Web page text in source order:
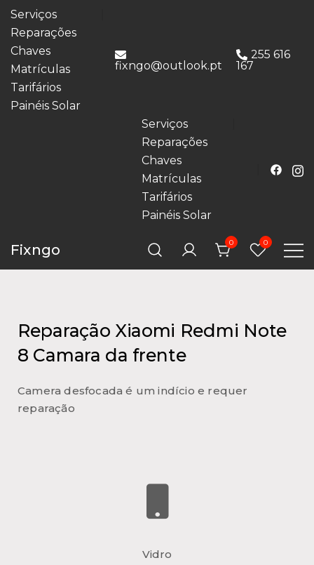
Serviços
Reparações
Chaves
Matrículas
Tarifários
Painéis Solar
fixngo@outlook.pt
255 616
167
Serviços
Reparações
Chaves
Matrículas
Tarifários
Painéis Solar
Fixngo 0 0
Reparação Xiaomi Redmi Note
8 Camara da frente
Camera desfocada é um indício e requer
reparação
Vidro